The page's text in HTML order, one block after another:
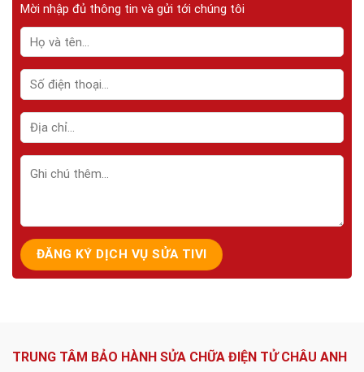
Mời nhập đủ thông tin và gửi tới chúng tôi
TRUNG TÂM BẢO HÀNH SỬA CHỮA ĐIỆN TỬ CHÂU ANH